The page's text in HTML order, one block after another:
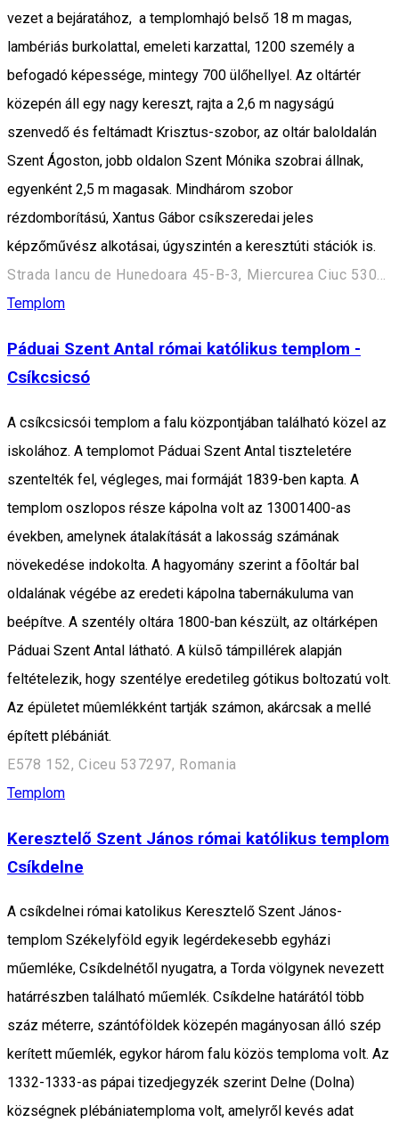
vezet a bejáratához, a templomhajó belső 18 m magas,
lambériás burkolattal, emeleti karzattal, 1200 személy a
befogadó képessége, mintegy 700 ülőhellyel. Az oltártér
közepén áll egy nagy kereszt, rajta a 2,6 m nagyságú
szenvedő és feltámadt Krisztus-szobor, az oltár baloldalán
Szent Ágoston, jobb oldalon Szent Mónika szobrai állnak,
egyenként 2,5 m magasak. Mindhárom szobor
rézdomborítású, Xantus Gábor csíkszeredai jeles
képzőművész alkotásai, úgyszintén a keresztúti stációk is.
Strada Iancu de Hunedoara 45-B-3, Miercurea Ciuc 530194, Romania
Templom
Páduai Szent Antal római katólikus templom -
Csíkcsicsó
A csíkcsicsói templom a falu központjában található közel az
iskolához. A templomot Páduai Szent Antal tiszteletére
szentelték fel, végleges, mai formáját 1839-ben kapta. A
templom oszlopos része kápolna volt az 13001400-as
években, amelynek átalakítását a lakosság számának
növekedése indokolta. A hagyomány szerint a fõoltár bal
oldalának végébe az eredeti kápolna tabernákuluma van
beépítve. A szentély oltára 1800-ban készült, az oltárképen
Páduai Szent Antal látható. A külsõ támpillérek alapján
feltételezik, hogy szentélye eredetileg gótikus boltozatú volt.
Az épületet mûemlékként tartják számon, akárcsak a mellé
épített plébániát.
E578 152, Ciceu 537297, Romania
Templom
Keresztelő Szent János római katólikus templom
Csíkdelne
A csíkdelnei római katolikus Keresztelő Szent János-
templom Székelyföld egyik legérdekesebb egyházi
műemléke, Csíkdelnétől nyugatra, a Torda völgynek nevezett
határrészben található műemlék. Csíkdelne határától több
száz méterre, szántóföldek közepén magányosan álló szép
kerített műemlék, egykor három falu közös temploma volt. Az
1332-1333-as pápai tizedjegyzék szerint Delne (Dolna)
községnek plébániatemploma volt, amelyről kevés adat